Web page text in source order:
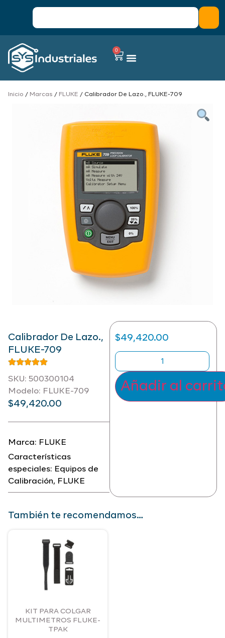
0
Inicio / Marcas / FLUKE / Calibrador De Lazo., FLUKE-709
Calibrador De Lazo.,
FLUKE-709
SKU: 500300104
Modelo: FLUKE-709
$49,420.00
Marca: FLUKE
Características
especiales: Equipos de
Calibración, FLUKE
$49,420.00
Añadir al
También te recomendamos…
KIT PARA COLGAR
MULTIMETROS FLUKE-
TPAK